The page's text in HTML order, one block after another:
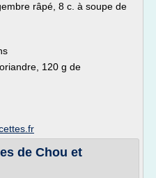
râpé, 8 c. à soupe de
120 g de
de Chou et